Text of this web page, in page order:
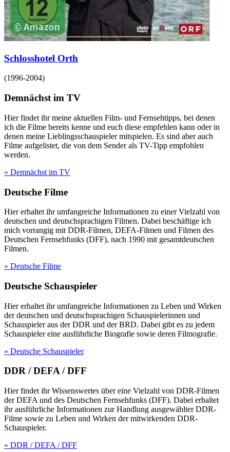
Schlosshotel Orth
(1996-2004)
Demnächst im TV
Hier findet ihr meine aktuellen Film- und Fernsehtipps, bei denen
ich die Filme bereits kenne und euch diese empfehlen kann oder in
denen meine Lieblingsschauspieler mitspielen. Es sind aber auch
Filme aufgelistet, die von dem Sender als TV-Tipp empfohlen
werden.
» Demnächst im TV
Deutsche Filme
Hier erhaltet ihr umfangreiche Informationen zu einer Vielzahl von
deutschen und deutschsprachigen Filmen. Dabei beschäftige ich
mich vorrangig mit DDR-Filmen, DEFA-Filmen und Filmen des
Deutschen Fernsehfunks (DFF), nach 1990 mit gesamtdeutschen
Filmen.
» Deutsche Filme
Deutsche Schauspieler
Hier erhaltet ihr umfangreiche Informationen zu Leben und Wirken
der deutschen und deutschsprachigen Schauspielerinnen und
Schauspieler aus der DDR und der BRD. Dabei gibt es zu jedem
Schauspieler eine ausführliche Biografie sowie deren Filmografie.
» Deutsche Schauspieler
DDR / DEFA / DFF
Hier findet ihr Wissenswertes über eine Vielzahl von DDR-Filmen
der DEFA und des Deutschen Fernsehfunks (DFF). Dabei erhaltet
ihr ausführliche Informationen zur Handlung ausgewählter DDR-
Filme sowie zu Leben und Wirken der mitwirkenden DDR-
Schauspieler.
» DDR / DEFA / DFF